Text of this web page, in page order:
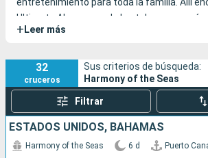
entretenimiento para toda la familia. Allí
Ultimate Abyss, uno de los toboganes más
Bionic Bar, un AquaTheater así como
gemelos incluyen el Symphony of the Seas
Seas.
+ Leer más
32
cruceros
Sus criterios de búsqueda:
Harmony of the Seas
Filtrar
ESTADOS UNIDOS, BAHAMAS
Harmony of the Seas 6 d Puerto